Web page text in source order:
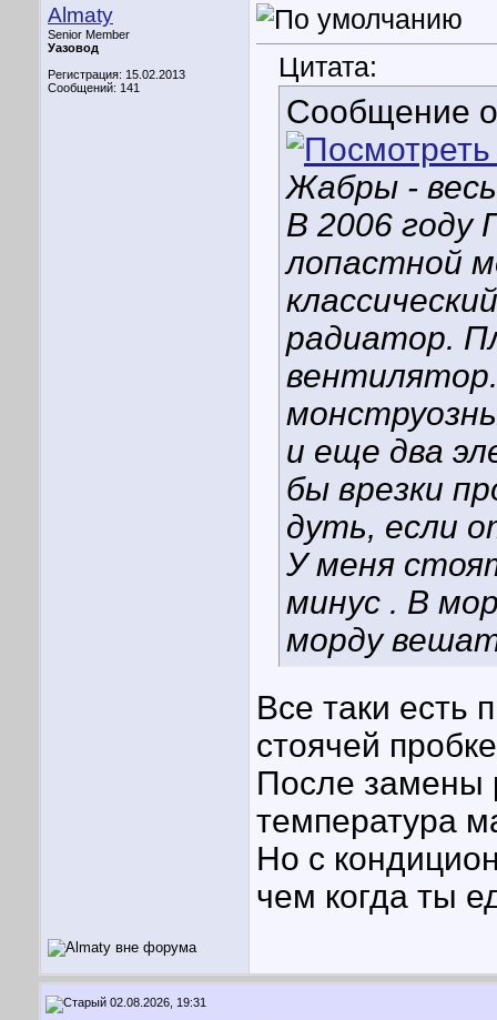
Almaty
Senior Member
Уазовод
Регистрация: 15.02.2013
Сообщений: 141
Цитата:
Сообщение
Жабры -
В 2006 году
лопастной
радиатор.
и еще два
бы врезки
дуть, если
У меня
минус . В
морду
Все таки есть
стоячей
После замены
температура
Но с
чем когда ты
02.08.2026, 19:31